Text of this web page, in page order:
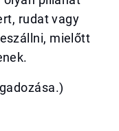
rudat vagy
mielőtt